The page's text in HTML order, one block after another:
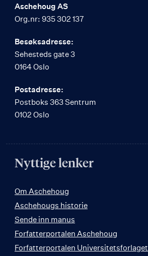
Aschehoug AS
Org.nr: 935 302 137
Besøksadresse:
Sehesteds gate 3
0164 Oslo
Postadresse:
Postboks 363 Sentrum
0102 Oslo
Nyttige lenker
Om Aschehoug
Aschehougs historie
Sende inn manus
Forfatterportalen Aschehoug
Forfatterportalen Universitetsforlaget